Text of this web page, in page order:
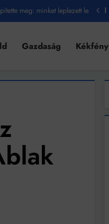
meg: minket leplezett le
tesz, mint a szerelem
Az öregség nem csak ránc?
De te miért öltözöl hozzá?
Gazdaság Kékfény